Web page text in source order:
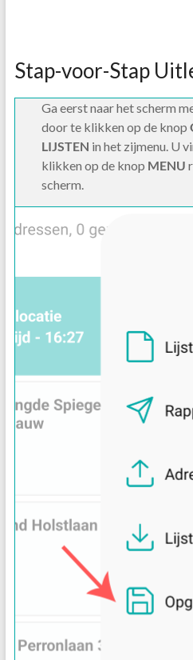
Stap-voor-Stap
Ga eerst naar het scherm
door te klikken op de knop
LIJSTEN in het zijmenu. U
klikken op de knop MENU
scherm.